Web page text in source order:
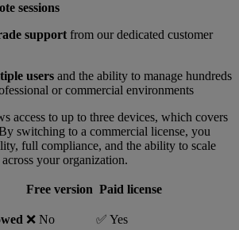
sessions
support from our dedicated customer
users and the ability to manage hundreds
or commercial environments
access to up to three devices, which covers
switching to a commercial license, you
full compliance, and the ability to scale
your organization.
Free version Paid license
❌ No ✅ Yes